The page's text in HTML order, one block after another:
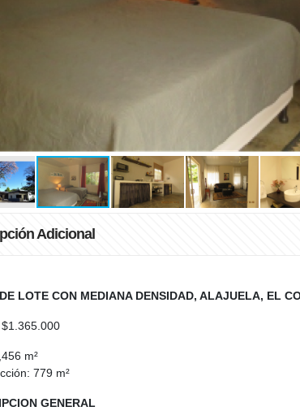
Adicional
LOTE CON MEDIANA DENSIDAD, ALAJUELA, EL
$1.365.000
m²
779 m²
GENERAL